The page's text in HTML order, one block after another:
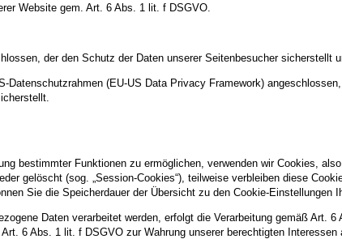
Website gem. Art. 6 Abs. 1 lit. f DSGVO.
der den Schutz der Daten unserer Seitenbesucher sicherstellt
Datenschutzrahmen (EU-US Data Privacy Framework)
bestimmter Funktionen zu ermöglichen, verwenden wir Cookies,
gelöscht (sog. „Session-Cookies“), teilweise verbleiben diese
Sie die Speicherdauer der Übersicht zu den Cookie-Einstellungen
Daten verarbeitet werden, erfolgt die Verarbeitung gemäß Art.
6 Abs. 1 lit. f DSGVO zur Wahrung unserer berechtigten